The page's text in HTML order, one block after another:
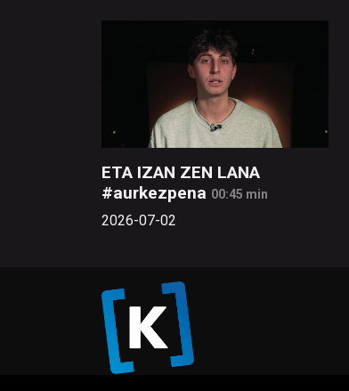
ETA IZAN ZEN LANA
#aurkezpena 00:45 min
2026-07-02